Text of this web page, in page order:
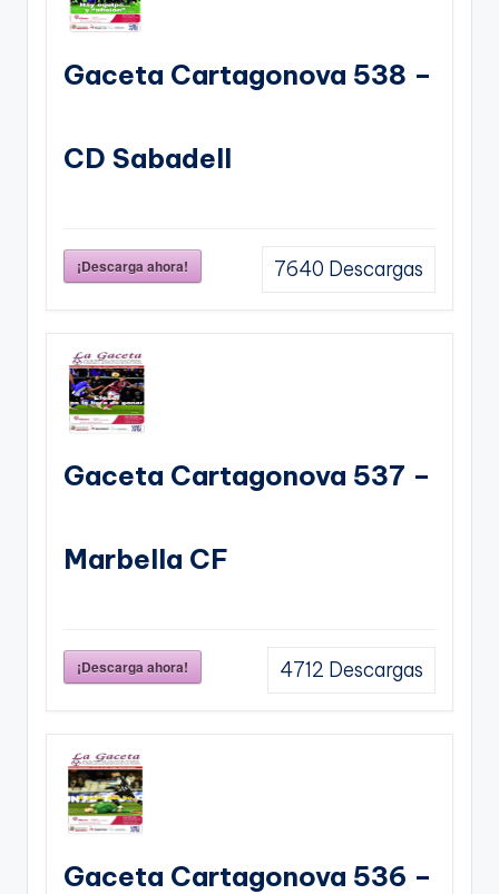
Gaceta Cartagonova 538 –
CD Sabadell
¡Descarga ahora! 7640 Descargas
Gaceta Cartagonova 537 –
Marbella CF
¡Descarga ahora! 4712 Descargas
Gaceta Cartagonova 536 –